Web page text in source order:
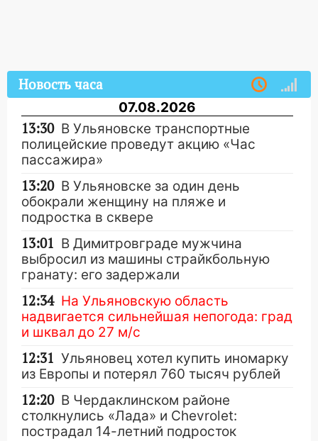
Новость часа
07.08.2026
13:30 В Ульяновске транспортные
полицейские проведут акцию «Час
пассажира»
13:20 В Ульяновске за один день
обокрали женщину на пляже и
подростка в сквере
13:01 В Димитровграде мужчина
выбросил из машины страйкбольную
гранату: его задержали
12:34 На Ульяновскую область
надвигается сильнейшая непогода: град
и шквал до 27 м/с
12:31 Ульяновец хотел купить иномарку
из Европы и потерял 760 тысяч рублей
12:20 В Чердаклинском районе
столкнулись «Лада» и Chevrolet:
пострадал 14-летний подросток